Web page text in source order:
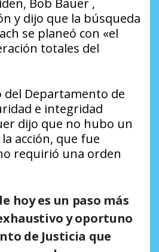
Bob Bauer ,
y dijo que la búsqueda
se planeó con «el
totales del
del Departamento de
e integridad
dijo que no hubo un
acción, que fue
requirió una orden
hoy es un paso más
y oportuno
de Justicia que